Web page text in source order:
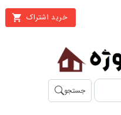
خرید اشتراک
جستجو